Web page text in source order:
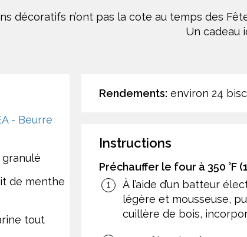
décoratifs n’ont pas la cote au temps des
Un cadeau
Rendements: environ 24
Instructions
Préchauffer le four à 350 °F
À l’aide d’un batteur
légère et mousseuse,
cuillère de bois,
- Beurre
granulé
de menthe
tout